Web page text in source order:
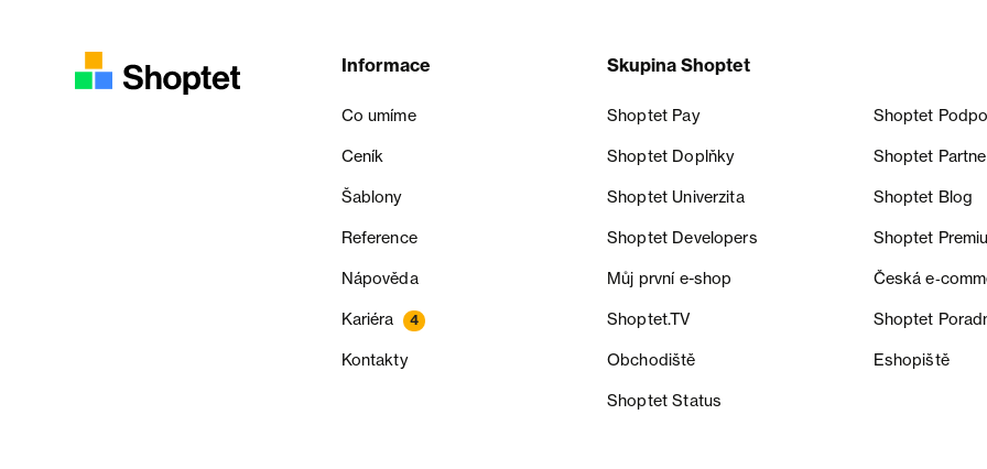
Informace
Co umíme
Ceník
Šablony
Reference
Nápověda
Kariéra 4
Kontakty
Skupina Shoptet
Shoptet Pay Shoptet
Shoptet Doplňky Shoptet
Shoptet Univerzita Shoptet Blog
Shoptet Developers Shoptet
Můj první e-shop Česká
Shoptet.TV Shoptet
Obchodiště Eshopiště
Shoptet Status